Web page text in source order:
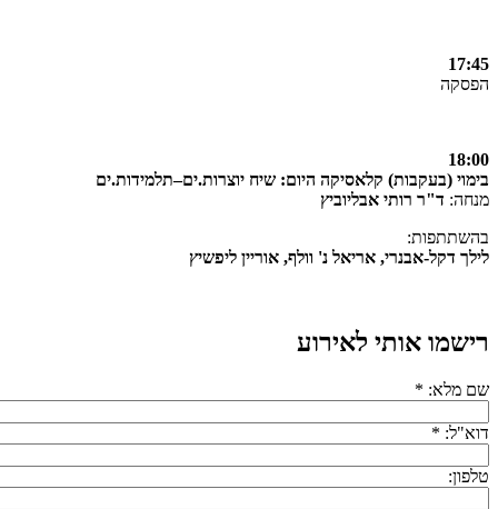
17:45
הפסקה
18:00
בימוי (בעקבות) קלאסיקה היום: שיח יוצרות.ים–תלמידות.ים
מנחה: ד"ר רותי אבליוביץ
בהשתתפות:
לילך דקל-אבנרי, אריאל נ' וולף, אוריין ליפשיץ
רישמו אותי לאירוע
שם מלא: *
דוא"ל: *
טלפון: